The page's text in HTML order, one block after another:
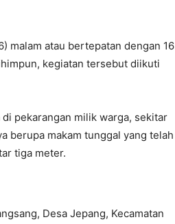
malam atau bertepatan dengan 16
kegiatan tersebut diikuti
pekarangan milik warga, sekitar
berupa makam tunggal yang telah
tiga meter.
Desa Jepang, Kecamatan